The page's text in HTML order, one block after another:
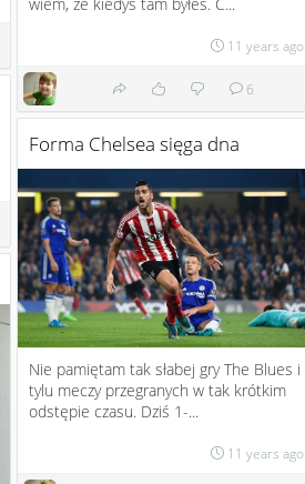
11 years ago
6
Forma Chelsea sięga dna
Nie pamiętam tak słabej gry The Blues i
tylu meczy przegranych w tak krótkim
odstępie czasu. Dziś 1-...
11 years ago